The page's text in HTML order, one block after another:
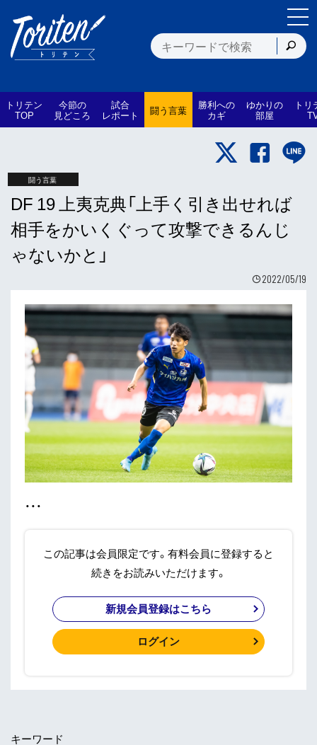
トリテン
TOP
今節の
見どころ
試合
レポート 闘う言葉 勝利への
カギ
ゆかりの
部屋
トリ
闘う言葉
DF 19 上夷克典「上手く引き出せれば
相手をかいくぐって攻撃できるんじ
ゃないかと」
2022/05/19
・・・
この記事は会員限定です。有料会員に登録すると
続きをお読みいただけます。
新規会員登録はこちら
ログイン
キーワード